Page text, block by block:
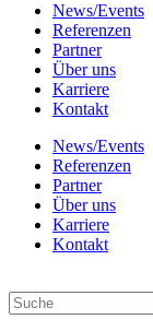
News/Events
Referenzen
Partner
Über uns
Karriere
Kontakt
News/Events
Referenzen
Partner
Über uns
Karriere
Kontakt